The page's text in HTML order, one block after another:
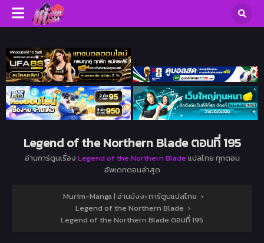
Legend of the Northern Blade ตอนที่ 195
อ่านการ์ตูนเรื่อง Legend of the Northern Blade แปลไทย ทุกตอน
อัพเดทตอนล่าสุด
Murim-Manga | อ่านมังงะ การ์ตูนแปลไทย ›
Legend of the Northern Blade ›
Legend of the Northern Blade ตอนที่ 195